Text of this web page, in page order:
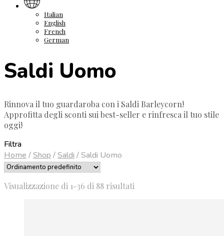
Italian
English
French
German
Saldi Uomo
Rinnova il tuo guardaroba con i Saldi Barleycorn!
Approfitta degli sconti sui best-seller e rinfresca il tuo stile
oggi!
Filtra
Home /Shop /Saldi /Saldi Uomo
Visualizzazione di 1-36 di 88 risultati